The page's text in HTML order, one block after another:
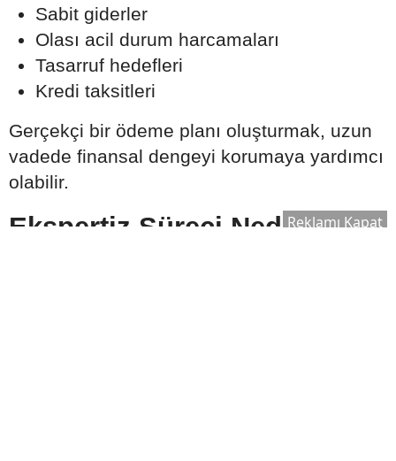
Sabit giderler
Olası acil durum harcamaları
Tasarruf hedefleri
Kredi taksitleri
Gerçekçi bir ödeme planı oluşturmak, uzun
vadede finansal dengeyi korumaya yardımcı
olabilir.
Ekspertiz Süreci NedenReklamı Kapat